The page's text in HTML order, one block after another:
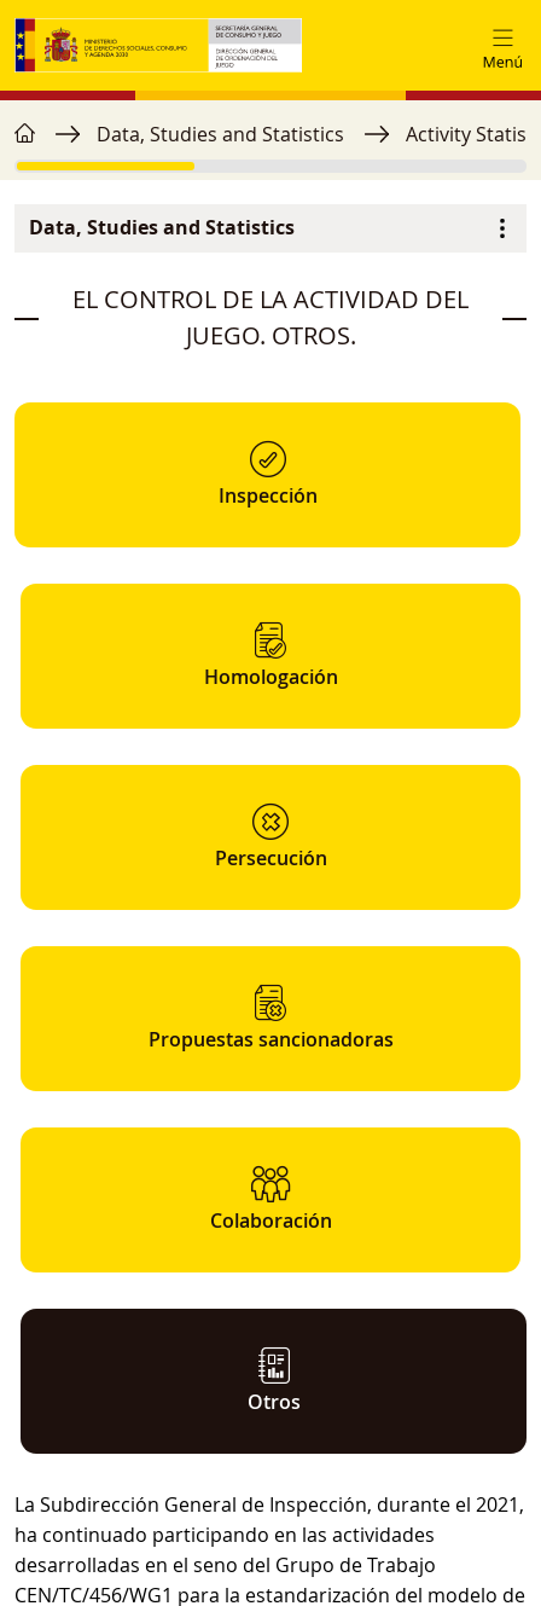
Skip to main content
Breadcrumb
home Data, Studies and Statistics Activity
Data, Studies and Statistics
EL CONTROL DE LA ACTIVIDAD DEL
JUEGO. OTROS.
Inspección
Homologación
Persecución
Propuestas sancionadoras
Colaboración
Otros
La Subdirección General de Inspección, durante el 2021,
ha continuado participando en las actividades
desarrolladas en el seno del Grupo de Trabajo
CEN/TC/456/WG1 para la estandarización del modelo de